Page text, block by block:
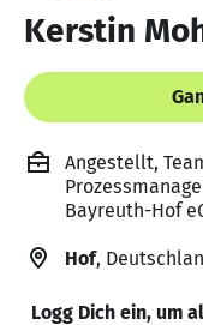
Kerstin
Angestellt,
Bayreuth-Hof
Hof,
Logg Dich ein, um